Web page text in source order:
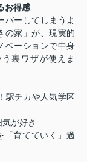
お得感
バーしてしまうよ
の家」が、現実的
ベーションで中身
裏ワザが使えま
駅チカや人気学区
が好き
「育てていく」過